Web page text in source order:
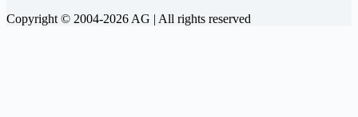
Copyright © 2004-2026 AG | All rights reserved